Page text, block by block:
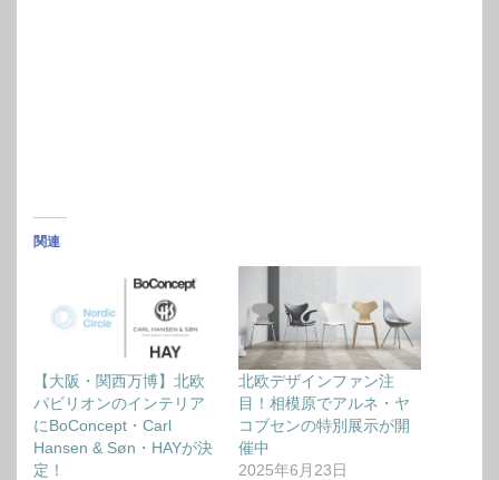
関連
【大阪・関西万博】北欧
パビリオンのインテリア
にBoConcept・Carl
Hansen & Søn・HAYが決
定！
北欧デザインファン注
目！相模原でアルネ・ヤ
コブセンの特別展示が開
催中
2025年6月23日